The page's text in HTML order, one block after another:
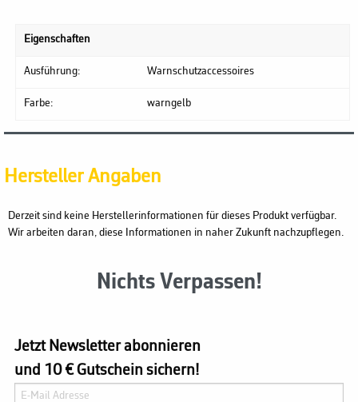
Eigenschaften
Ausführung: Warnschutzaccessoires
Farbe: warngelb
Hersteller Angaben
Derzeit sind keine Herstellerinformationen für dieses Produkt verfügbar.
Wir arbeiten daran, diese Informationen in naher Zukunft nachzupflegen.
Nichts Verpassen!
Jetzt Newsletter abonnieren
und 10 € Gutschein sichern!